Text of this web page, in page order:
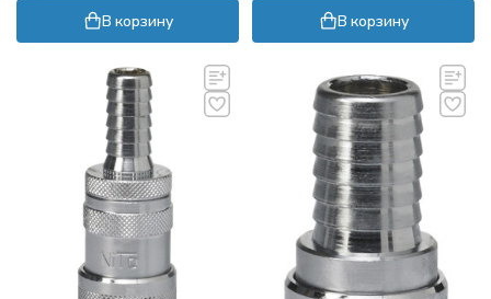
В корзину В корзину